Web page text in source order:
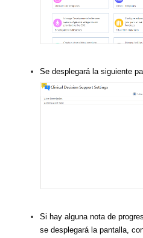
Se desplegará la siguiente
Si hay alguna nota de
se desplegará la pantalla,